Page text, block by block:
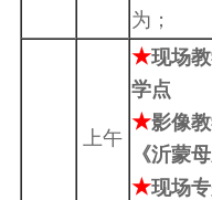
为；
上午
★现场
学点
★影像教
《沂蒙
★现场